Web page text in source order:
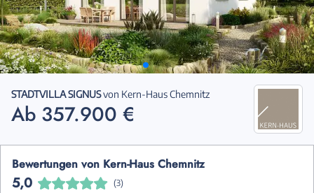
STADTVILLA SIGNUSvon Kern-Haus Chemnitz
Ab 357.900 €
Bewertungen von Kern-Haus Chemnitz
5,0 (3)